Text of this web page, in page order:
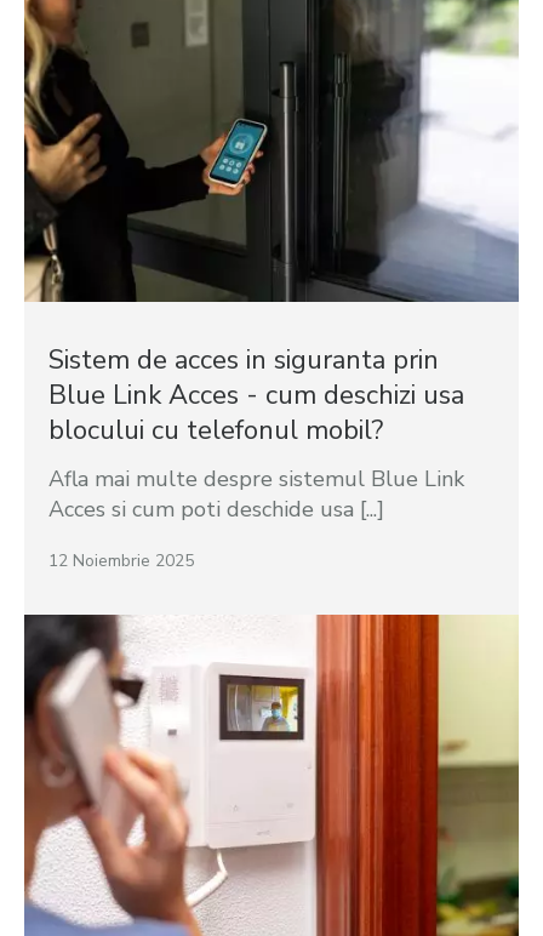
Sistem de acces in siguranta prin
Blue Link Acces - cum deschizi usa
blocului cu telefonul mobil?
Afla mai multe despre sistemul Blue Link
Acces si cum poti deschide usa [...]
12 Noiembrie 2025